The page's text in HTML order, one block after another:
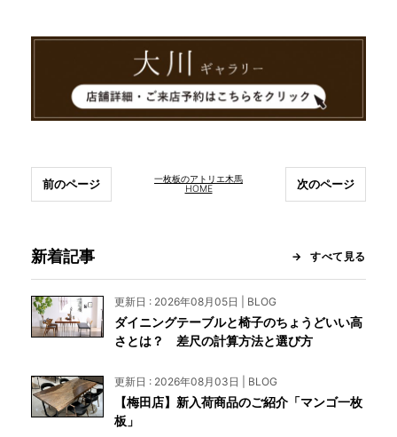
一枚板のアトリエ木馬
HOME
前のページ 次のページ
新着記事 すべて見る
更新日 : 2026年08月05日 | BLOG
ダイニングテーブルと椅子のちょうどいい高
さとは？ 差尺の計算方法と選び方
更新日 : 2026年08月03日 | BLOG
【梅田店】新入荷商品のご紹介「マンゴ一枚
板」